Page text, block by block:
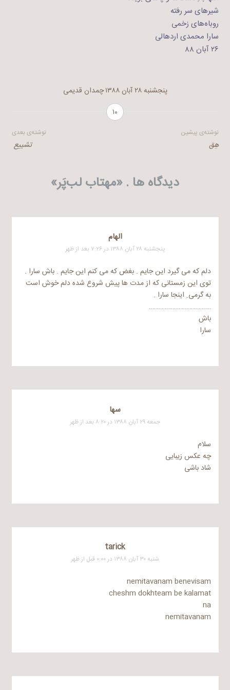
شیرهای سر رفته
روباه‌های زخمی
سارا محمدی اردهالی
۲۶ آبان ۸۸
پنجشنبه ۲۸ آبان ۱۳۸۸
چمدان قدیمی
۱۰
راهبری
نوشته‌ی پیشین
هِق
نوشته‌ی بعدی
تشییع ‬
دیدگاه ها . «مهتاب لب‌پَر»
الهام
پنجشنبه ۲۸ آبان ۱۳۸۸ در ۷:۲۶ بعد از ظهر
دلم که می گیرد این جایم . بغض که می کنم این جایم . باش سارا .
توی این زمستانی که از مدت ها پیش شروع شده دلم خوش است
به گرمی ِ اینجا سارا .
………………………………….
باش
سارا
سها
جمعه ۲۹ آبان ۱۳۸۸ در ۸:۲۰ بعد از ظهر
سلام
چه عکس زیبایی
شاد باشی
tarick
شنبه ۳۰ آبان ۱۳۸۸ در ۰:۰۰ قبل از ظهر
nemitavanam benevisam
cheshm dokhteam be kalamat
na
nemitavanam